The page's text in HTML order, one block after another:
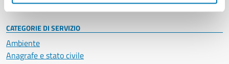
CATEGORIE DI SERVIZIO
Ambiente
Anagrafe e stato civile